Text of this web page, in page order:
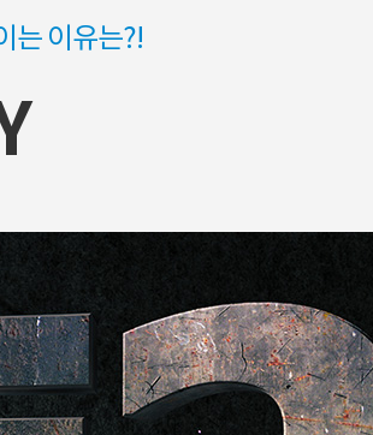
는 이유는?!